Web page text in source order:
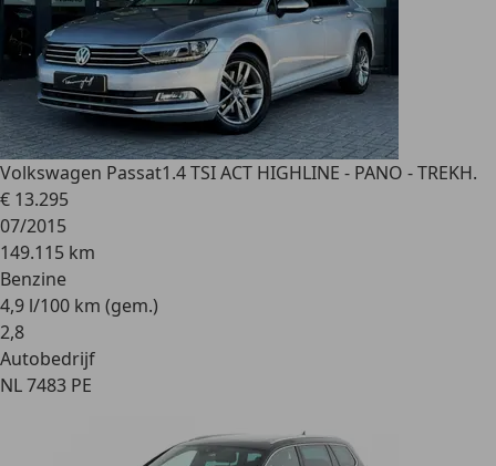
Volkswagen Passat1.4 TSI ACT HIGHLINE - PANO - TREKH.
€ 13.295
07/2015
149.115 km
Benzine
4,9 l/100 km (gem.)
2,8
Autobedrijf
NL 7483 PE